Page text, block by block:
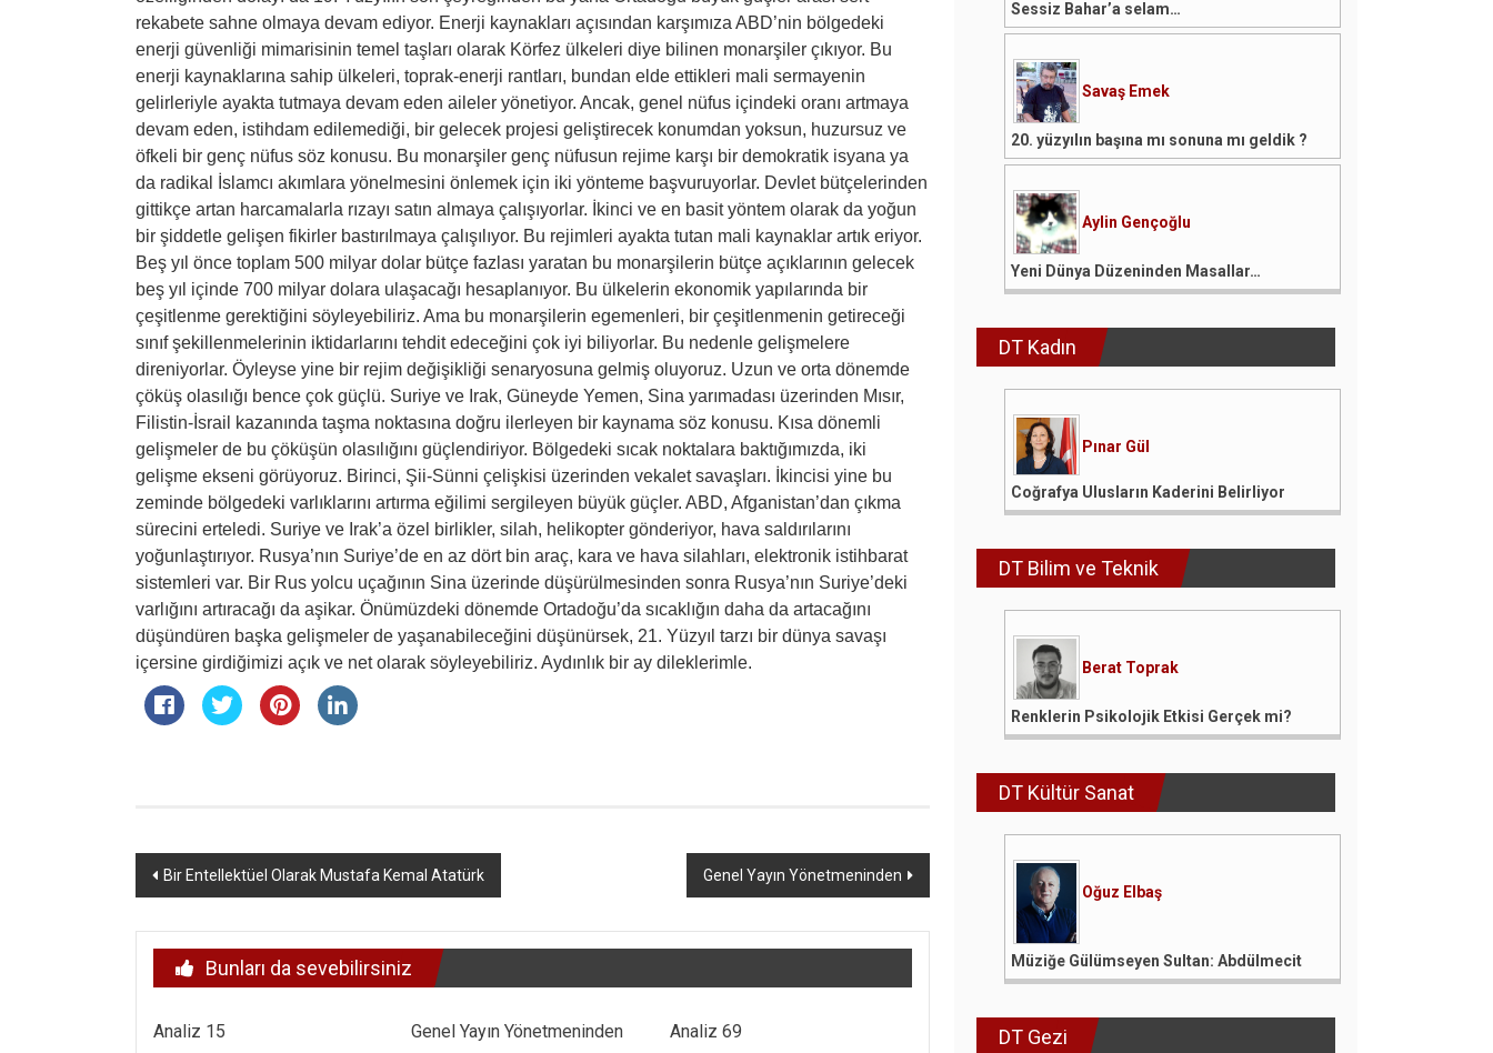
rekabete sahne olmaya devam ediyor. Enerji kaynakları açısından karşımıza ABD’nin bölgedeki
enerji güvenliği mimarisinin temel taşları olarak Körfez ülkeleri diye bilinen monarşiler çıkıyor. Bu
enerji kaynaklarına sahip ülkeleri, toprak-enerji rantları, bundan elde ettikleri mali sermayenin
gelirleriyle ayakta tutmaya devam eden aileler yönetiyor. Ancak, genel nüfus içindeki oranı artmaya
devam eden, istihdam edilemediği, bir gelecek projesi geliştirecek konumdan yoksun, huzursuz ve
öfkeli bir genç nüfus söz konusu. Bu monarşiler genç nüfusun rejime karşı bir demokratik isyana ya
da radikal İslamcı akımlara yönelmesini önlemek için iki yönteme başvuruyorlar. Devlet bütçelerinden
gittikçe artan harcamalarla rızayı satın almaya çalışıyorlar. İkinci ve en basit yöntem olarak da yoğun
bir şiddetle gelişen fikirler bastırılmaya çalışılıyor. Bu rejimleri ayakta tutan mali kaynaklar artık eriyor.
Beş yıl önce toplam 500 milyar dolar bütçe fazlası yaratan bu monarşilerin bütçe açıklarının gelecek
beş yıl içinde 700 milyar dolara ulaşacağı hesaplanıyor. Bu ülkelerin ekonomik yapılarında bir
çeşitlenme gerektiğini söyleyebiliriz. Ama bu monarşilerin egemenleri, bir çeşitlenmenin getireceği
sınıf şekillenmelerinin iktidarlarını tehdit edeceğini çok iyi biliyorlar. Bu nedenle gelişmelere
direniyorlar. Öyleyse yine bir rejim değişikliği senaryosuna gelmiş oluyoruz. Uzun ve orta dönemde
çöküş olasılığı bence çok güçlü. Suriye ve Irak, Güneyde Yemen, Sina yarımadası üzerinden Mısır,
Filistin-İsrail kazanında taşma noktasına doğru ilerleyen bir kaynama söz konusu. Kısa dönemli
gelişmeler de bu çöküşün olasılığını güçlendiriyor. Bölgedeki sıcak noktalara baktığımızda, iki
gelişme ekseni görüyoruz. Birinci, Şii-Sünni çelişkisi üzerinden vekalet savaşları. İkincisi yine bu
zeminde bölgedeki varlıklarını artırma eğilimi sergileyen büyük güçler. ABD, Afganistan’dan çıkma
sürecini erteledi. Suriye ve Irak’a özel birlikler, silah, helikopter gönderiyor, hava saldırılarını
yoğunlaştırıyor. Rusya’nın Suriye’de en az dört bin araç, kara ve hava silahları, elektronik istihbarat
sistemleri var. Bir Rus yolcu uçağının Sina üzerinde düşürülmesinden sonra Rusya’nın Suriye’deki
varlığını artıracağı da aşikar. Önümüzdeki dönemde Ortadoğu’da sıcaklığın daha da artacağını
düşündüren başka gelişmeler de yaşanabileceğini düşünürsek, 21. Yüzyıl tarzı bir dünya savaşı
içersine girdiğimizi açık ve net olarak söyleyebiliriz. Aydınlık bir ay dileklerimle.
Yazı
Bir Entellektüel Olarak Mustafa Kemal Atatürk Genel Yayın Yönetmeninden
Bunları da sevebilirsiniz
Analiz 15 Genel Yayın Yönetmeninden Analiz 69
Sessiz Bahar’a selam…
Savaş Emek
20. yüzyılın başına mı sonuna mı geldik ?
Aylin Gençoğlu
Yeni Dünya Düzeninden Masallar…
DT Kadın
Pınar Gül
Coğrafya Ulusların Kaderini Belirliyor
DT Bilim ve Teknik
Berat Toprak
Renklerin Psikolojik Etkisi Gerçek mi?
DT Kültür Sanat
Oğuz Elbaş
Müziğe Gülümseyen Sultan: Abdülmecit
DT Gezi